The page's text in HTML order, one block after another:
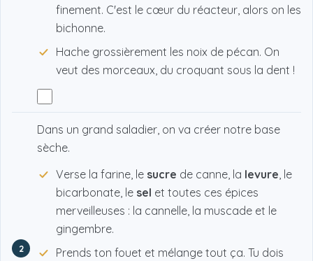
finement. C'est le cœur du réacteur, alors on les
bichonne.
Hache grossièrement les noix de pécan. On
veut des morceaux, du croquant sous la dent !
2
Dans un grand saladier, on va créer notre base
sèche.
Verse la farine, le sucre de canne, la levure, le
bicarbonate, le sel et toutes ces épices
merveilleuses : la cannelle, la muscade et le
gingembre.
Prends ton fouet et mélange tout ça. Tu dois